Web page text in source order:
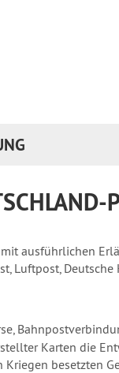
ausführlichen
Luftpost,
Karten die
besetzten